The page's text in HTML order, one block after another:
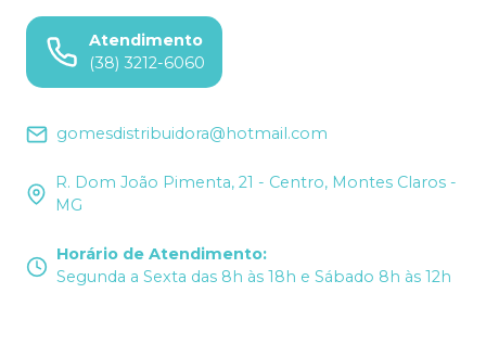
Atendimento
(38) 3212-6060
gomesdistribuidora@hotmail.com
R. Dom João Pimenta, 21 - Centro, Montes Claros -
MG
Horário de Atendimento:
Segunda a Sexta das 8h às 18h e Sábado 8h às 12h